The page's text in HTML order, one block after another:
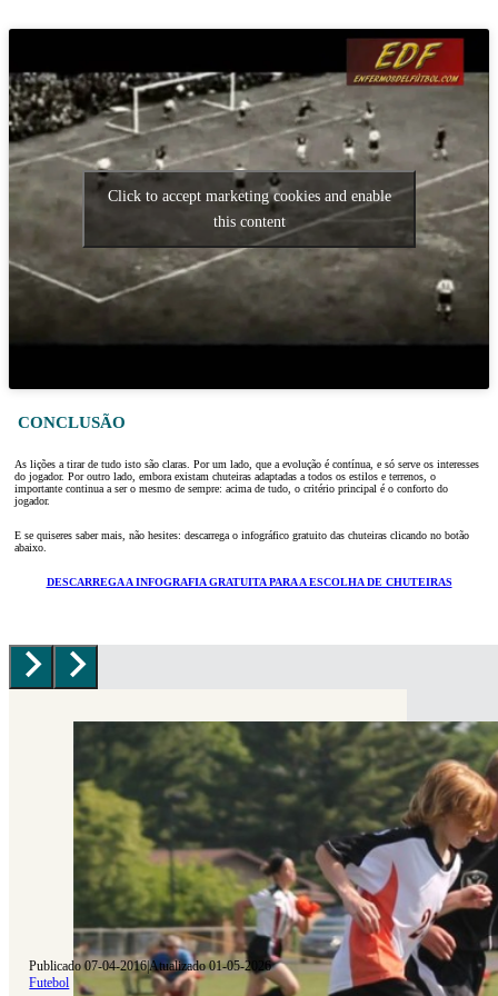
Click to accept marketing cookies and enable
this content
CONCLUSÃO
As lições a tirar de tudo isto são claras. Por um lado, que a evolução é contínua, e só serve os interesses
do jogador. Por outro lado, embora existam chuteiras adaptadas a todos os estilos e terrenos, o
importante continua a ser o mesmo de sempre: acima de tudo, o critério principal é o conforto do
jogador.
E se quiseres saber mais, não hesites: descarrega o infográfico gratuito das chuteiras clicando no botão
abaixo.
DESCARREGA A INFOGRAFIA GRATUITA PARA A ESCOLHA DE CHUTEIRAS
Publicado 07-04-2016|Atualizado 01-05-2026
Futebol